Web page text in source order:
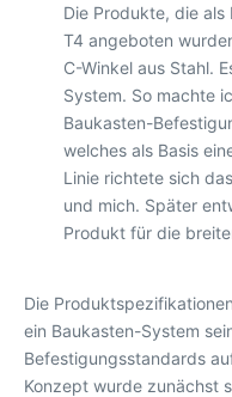
Die Produkte, die
T4 angeboten
C-Winkel aus Stahl.
System. So machte
Baukasten-
welches als Basis
Linie richtete sich
und mich. Später
Produkt für die
Die
ein Baukasten-System
Befestigungsstandards
Konzept wurde zunächst